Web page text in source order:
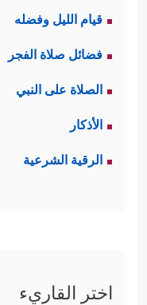
قيام الليل وفضله
فضائل صلاة الفجر
الصلاة على النبي
الأذكار
الرقية الشرعية
اختر القاريء